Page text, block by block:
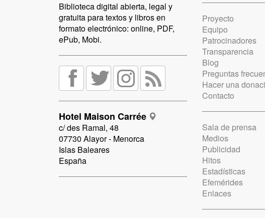
Biblioteca digital abierta, legal y
gratuita para textos y libros en
formato electrónico: online, PDF,
ePub, Mobi.
Hotel Maison Carrée
c/ des Ramal, 48
07730 Alayor - Menorca
Islas Baleares
España
Proyecto
Equipo
Patrocinadores
Transparencia
Blog
Preguntas
Hacer una
Contacto
Sala de prensa
Medios
Publicidad
Hitos
Estadísticas
Efemérides
Enlaces